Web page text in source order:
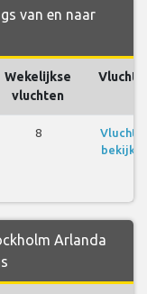
van en naar
Wekelijkse
vluchten
8
Arlanda